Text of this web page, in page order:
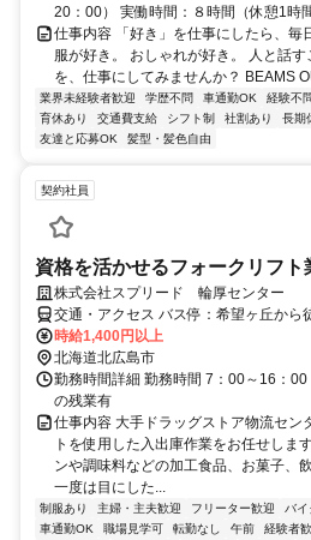
20：00） 実働時間：８時間（休憩1時
仕事内容 「好き」を仕事にしたら、毎
服が好き。 おしゃれが好き。 人と話す
を、仕事にしてみませんか？ BEAMS
業界未経験者歓迎 学歴不問 車通勤OK 経験不
育休あり
交通費支給 シフト制 社割あり 長期
友達と応募OK
髪型・髪色自由
契約社員
資格を活かせるフォークリフ
株式会社スプリード 輪厚センター
交通・アクセス バス停：希望ヶ丘から
丁目から徒歩20分
時給1,400円以上
北海道北広島市
勤務時間詳細 勤務時間 7：00～16：
の残業有
仕事内容 大手ドラッグストア物流セン
トを使用した入出庫作業をお任せしま
ンや調味料などの加工食品、お菓子、
一度は目にした...
制服あり 主婦・主夫歓迎 フリーター歓迎 バ
車通勤OK
職場見学可 転勤なし 午前 経験者